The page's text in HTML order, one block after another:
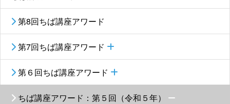
第8回ちば講座アワード
第7回ちば講座アワード
第６回ちば講座アワード
ちば講座アワード：第５回（令和５年）